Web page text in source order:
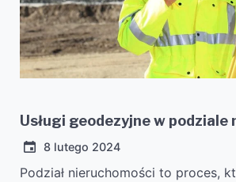
Usługi geodezyjne w podziale
8 lutego 2024
Podział nieruchomości to proces,